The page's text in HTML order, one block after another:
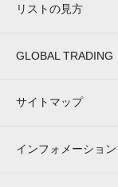
リストの見方
GLOBAL TRADING
サイトマップ
インフォメーション